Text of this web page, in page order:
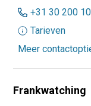
+31 30 200
Tarieven
Meer
Frankwatching